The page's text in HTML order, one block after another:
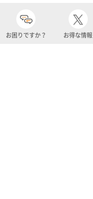
お困りですか？ お得な情報